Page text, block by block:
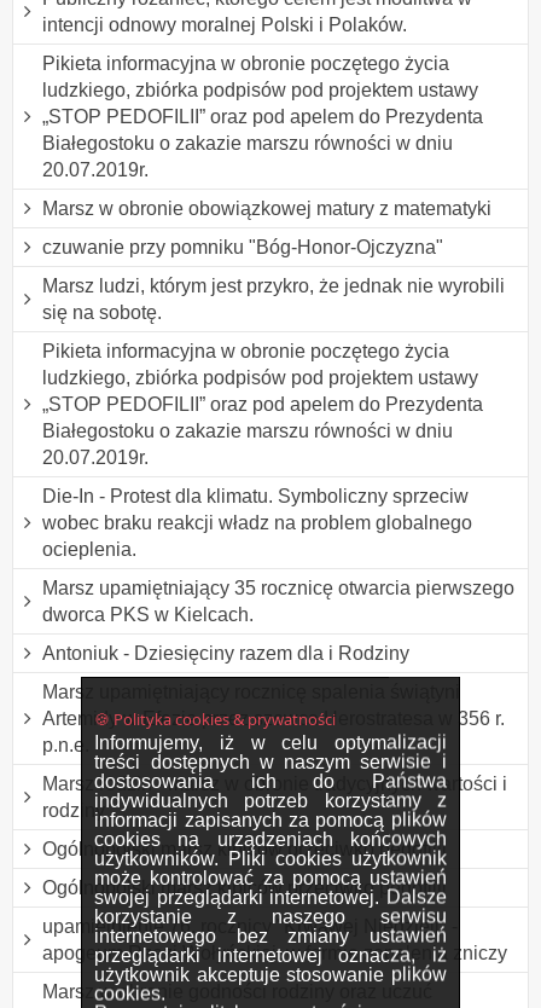
🍪 Polityka cookies & prywatności
Informujemy, iż w celu optymalizacji
treści dostępnych w naszym serwisie i
dostosowania ich do Państwa
indywidualnych potrzeb korzystamy z
informacji zapisanych za pomocą plików
cookies na urządzeniach końcowych
użytkowników. Pliki cookies użytkownik
może kontrolować za pomocą ustawień
swojej przeglądarki internetowej. Dalsze
korzystanie z naszego serwisu
internetowego bez zmiany ustawień
przeglądarki internetowej oznacza, iż
użytkownik akceptuje stosowanie plików
cookies.
intencji odnowy moralnej Polski i Polaków.
Pikieta informacyjna w obronie poczętego życia
ludzkiego, zbiórka podpisów pod projektem ustawy
„STOP PEDOFILII” oraz pod apelem do Prezydenta
Białegostoku o zakazie marszu równości w dniu
20.07.2019r.
Marsz w obronie obowiązkowej matury z matematyki
czuwanie przy pomniku "Bóg-Honor-Ojczyzna"
Marsz ludzi, którym jest przykro, że jednak nie wyrobili
się na sobotę.
Pikieta informacyjna w obronie poczętego życia
ludzkiego, zbiórka podpisów pod projektem ustawy
„STOP PEDOFILII” oraz pod apelem do Prezydenta
Białegostoku o zakazie marszu równości w dniu
20.07.2019r.
Die-In - Protest dla klimatu. Symboliczny sprzeciw
wobec braku reakcji władz na problem globalnego
ocieplenia.
Marsz upamiętniający 35 rocznicę otwarcia pierwszego
dworca PKS w Kielcach.
Antoniuk - Dziesięciny razem dla i Rodziny
Marsz upamiętniający rocznicę spalenia świątyni
Artemidy w Efezie przez szewca Herostratesa w 356 r.
p.n.e.
Marsz rodzin - marsz w obronie tradycyjnych wartości i
rodziny
Ogólnopolski marsz kibiców przeciwko pedofilii
Ogólnopolski marsz kibiców przeciwko pedofilii
upamiętnienie 76. rocznicy "Krwawej Niedzieli" -
apogeum Rzezi Wołyńskiej, w formie zapalenia zniczy
Marsz w obronie godności rodziny oraz uczuć